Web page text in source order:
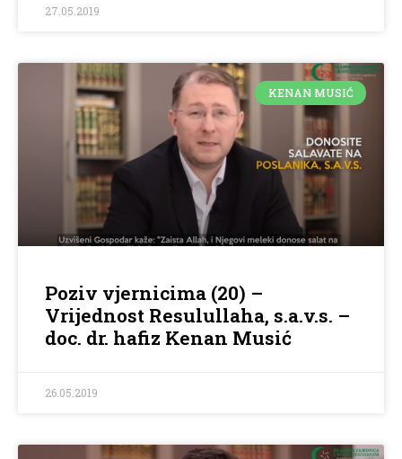
27.05.2019
KENAN MUSIĆ
Poziv vjernicima (20) –
Vrijednost Resulullaha, s.a.v.s. –
doc. dr. hafiz Kenan Musić
26.05.2019